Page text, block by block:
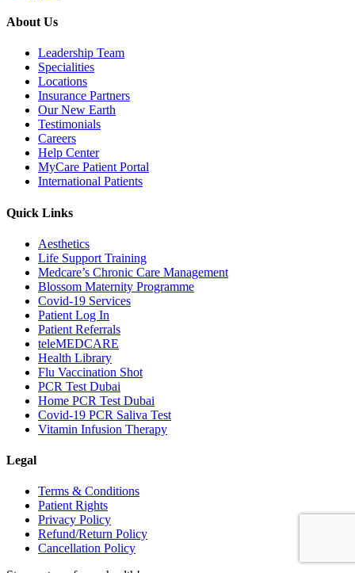
About Us
Leadership Team
Specialities
Locations
Insurance Partners
Our New Earth
Testimonials
Careers
Help Center
MyCare Patient Portal
International Patients
Quick Links
Aesthetics
Life Support Training
Medcare’s Chronic Care Management
Blossom Maternity Programme
Covid-19 Services
Patient Log In
Patient Referrals
teleMEDCARE
Health Library
Flu Vaccination Shot
PCR Test Dubai
Home PCR Test Dubai
Covid-19 PCR Saliva Test
Vitamin Infusion Therapy
Legal
Terms & Conditions
Patient Rights
Privacy Policy
Refund/Return Policy
Cancellation Policy